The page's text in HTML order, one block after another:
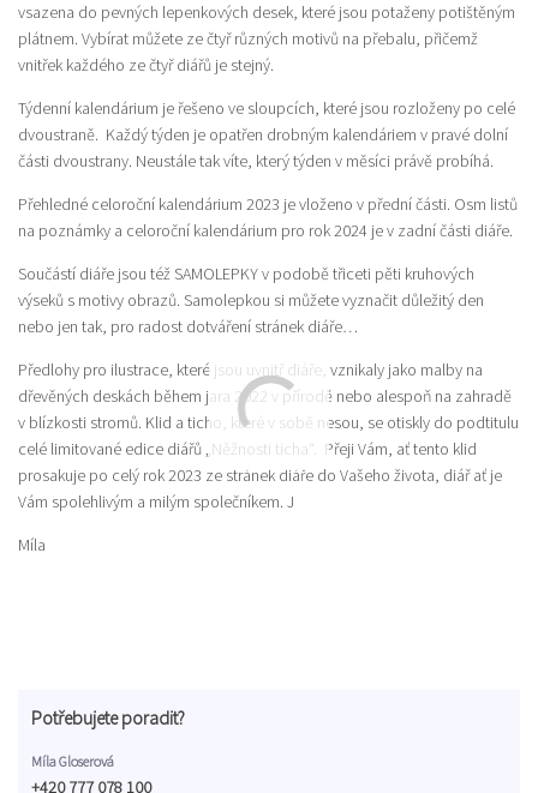
vsazena do pevných lepenkových desek, které jsou potaženy potištěným
plátnem. Vybírat můžete ze čtyř různých motivů na přebalu, přičemž
vnitřek každého ze čtyř diářů je stejný.
Týdenní kalendárium je řešeno ve sloupcích, které jsou rozloženy po celé
dvoustraně. Každý týden je opatřen drobným kalendáriem v pravé dolní
části dvoustrany. Neustále tak víte, který týden v měsíci právě probíhá.
Přehledné celoroční kalendárium 2023 je vloženo v přední části. Osm listů
na poznámky a celoroční kalendárium pro rok 2024 je v zadní části diáře.
Součástí diáře jsou též SAMOLEPKY v podobě třiceti pěti kruhových
výseků s motivy obrazů. Samolepkou si můžete vyznačit důležitý den
nebo jen tak, pro radost dotváření stránek diáře…
Předlohy pro ilustrace, které jsou uvnitř diáře, vznikaly jako malby na
dřevěných deskách během jara 2022 v přírodě nebo alespoň na zahradě
v blízkosti stromů. Klid a ticho, které v sobě nesou, se otiskly do podtitulu
celé limitované edice diářů „Něžnosti ticha“. Přeji Vám, ať tento klid
prosakuje po celý rok 2023 ze stránek diáře do Vašeho života, diář ať je
Vám spolehlivým a milým společníkem. J
Míla
Potřebujete poradit?
Míla Gloserová
+420 777 078 100